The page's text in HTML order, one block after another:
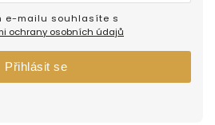
ochrany osobních údajů
Přihlásit se